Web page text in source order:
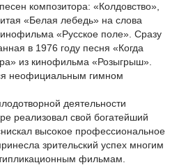
композитора: «Колдовство»,
«Белая лебедь» на слова
«Русское поле». Сразу
в 1976 году песня «Когда
из кинофильма «Розыгрыш».
неофициальным гимном
деятельности
реализовал свой богатейший
высокое профессиональное
зрительский успех многим
фильмам.